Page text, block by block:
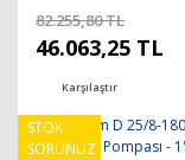
82.255,80 TL
46.063,25 TL
Karşılaştır
STOK
SORUNUZ